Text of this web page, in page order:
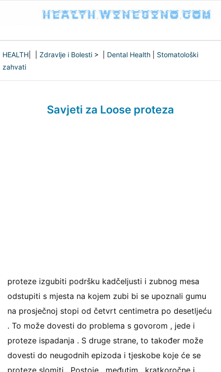
HEALTH Zdravlje i Bolesti > | Dental Health
Stomatološki
zahvati
Savjeti za Loose proteza
proteze izgubiti podršku kadčeljusti i zubnog mesa
odstupiti s mjesta na kojem zubi bi se upoznali gumu
na prosječnoj stopi od četvrt centimetra po desetljeću
. To može dovesti do problema s govorom , jede i
proteze ispadanja . S druge strane, to također može
dovesti do neugodnih epizoda i tjeskobe koje će se
proteze slomiti . Postoje , međutim , kratkoročne i